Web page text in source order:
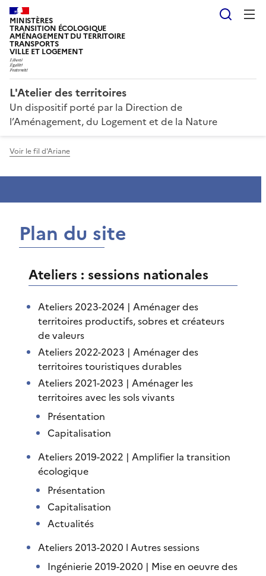
MINISTÈRES
TRANSITION ÉCOLOGIQUE
AMÉNAGEMENT DU TERRITOIRE
TRANSPORTS
VILLE ET LOGEMENT
L'Atelier des territoires
Un dispositif porté par la Direction de
l’Aménagement, du Logement et de la Nature
Voir le fil d'Ariane
Plan du site
Ateliers : sessions nationales
Ateliers 2023-2024 | Aménager des
territoires productifs, sobres et créateurs
de valeurs
Ateliers 2022-2023 | Aménager des
territoires touristiques durables
Ateliers 2021-2023 | Aménager les
territoires avec les sols vivants
Présentation
Capitalisation
Ateliers 2019-2022 | Amplifier la transition
écologique
Présentation
Capitalisation
Actualités
Ateliers 2013-2020 l Autres sessions
Ingénierie 2019-2020 | Mise en oeuvre des